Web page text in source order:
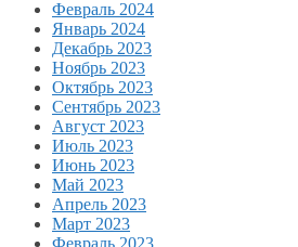
Февраль 2024
Январь 2024
Декабрь 2023
Ноябрь 2023
Октябрь 2023
Сентябрь 2023
Август 2023
Июль 2023
Июнь 2023
Май 2023
Апрель 2023
Март 2023
Февраль 2023